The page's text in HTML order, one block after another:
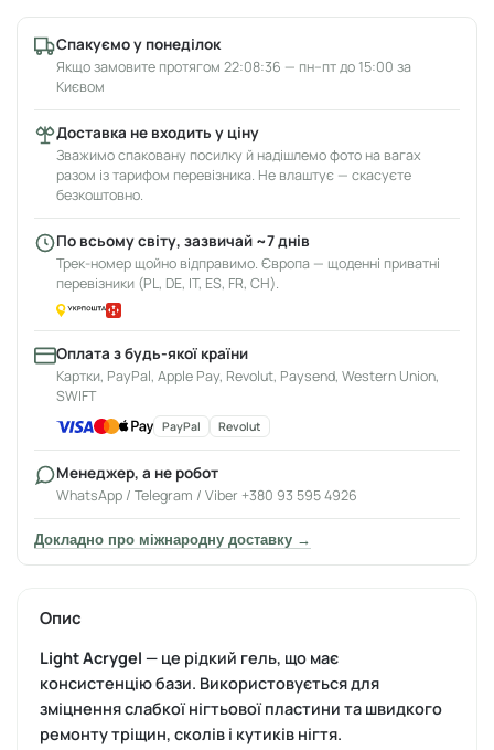
Спакуємо у понеділок
Якщо замовите протягом 22:08:36 — пн–пт до 15:00 за
Києвом
Доставка не входить у ціну
Зважимо спаковану посилку й надішлемо фото на вагах
разом із тарифом перевізника. Не влаштує — скасуєте
безкоштовно.
По всьому світу, зазвичай ~7 днів
Трек-номер щойно відправимо. Європа — щоденні приватні
перевізники (PL, DE, IT, ES, FR, CH).
Оплата з будь-якої країни
Картки, PayPal, Apple Pay, Revolut, Paysend, Western Union,
SWIFT
PayPal Revolut
Менеджер, а не робот
WhatsApp / Telegram / Viber +380 93 595 4926
Докладно про міжнародну доставку →
Опис
Light Аcrygel — це рідкий гель, що має
консистенцію бази. Використовується для
зміцнення слабкої нігтьової пластини та швидкого
ремонту тріщин, сколів і кутиків нігтя.